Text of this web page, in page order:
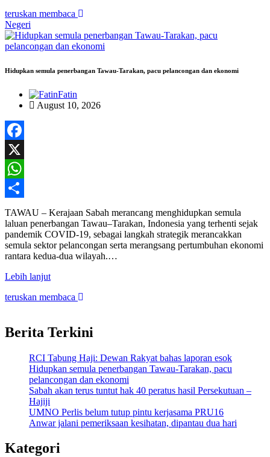
teruskan membaca
Negeri
Hidupkan semula penerbangan Tawau-Tarakan, pacu pelancongan dan ekonomi
Fatin
August 10, 2026
Facebook
X
WhatsApp
Share
TAWAU – Kerajaan Sabah merancang menghidupkan semula
laluan penerbangan Tawau–Tarakan, Indonesia yang terhenti sejak
pandemik COVID-19, sebagai langkah strategik merancakkan
semula sektor pelancongan serta merangsang pertumbuhan ekonomi
rantara kedua-dua wilayah.…
Lebih lanjut
teruskan membaca
Berita Terkini
RCI Tabung Haji: Dewan Rakyat bahas laporan esok
Hidupkan semula penerbangan Tawau-Tarakan, pacu
pelancongan dan ekonomi
Sabah akan terus tuntut hak 40 peratus hasil Persekutuan –
Hajiji
UMNO Perlis belum tutup pintu kerjasama PRU16
Anwar jalani pemeriksaan kesihatan, dipantau dua hari
Kategori